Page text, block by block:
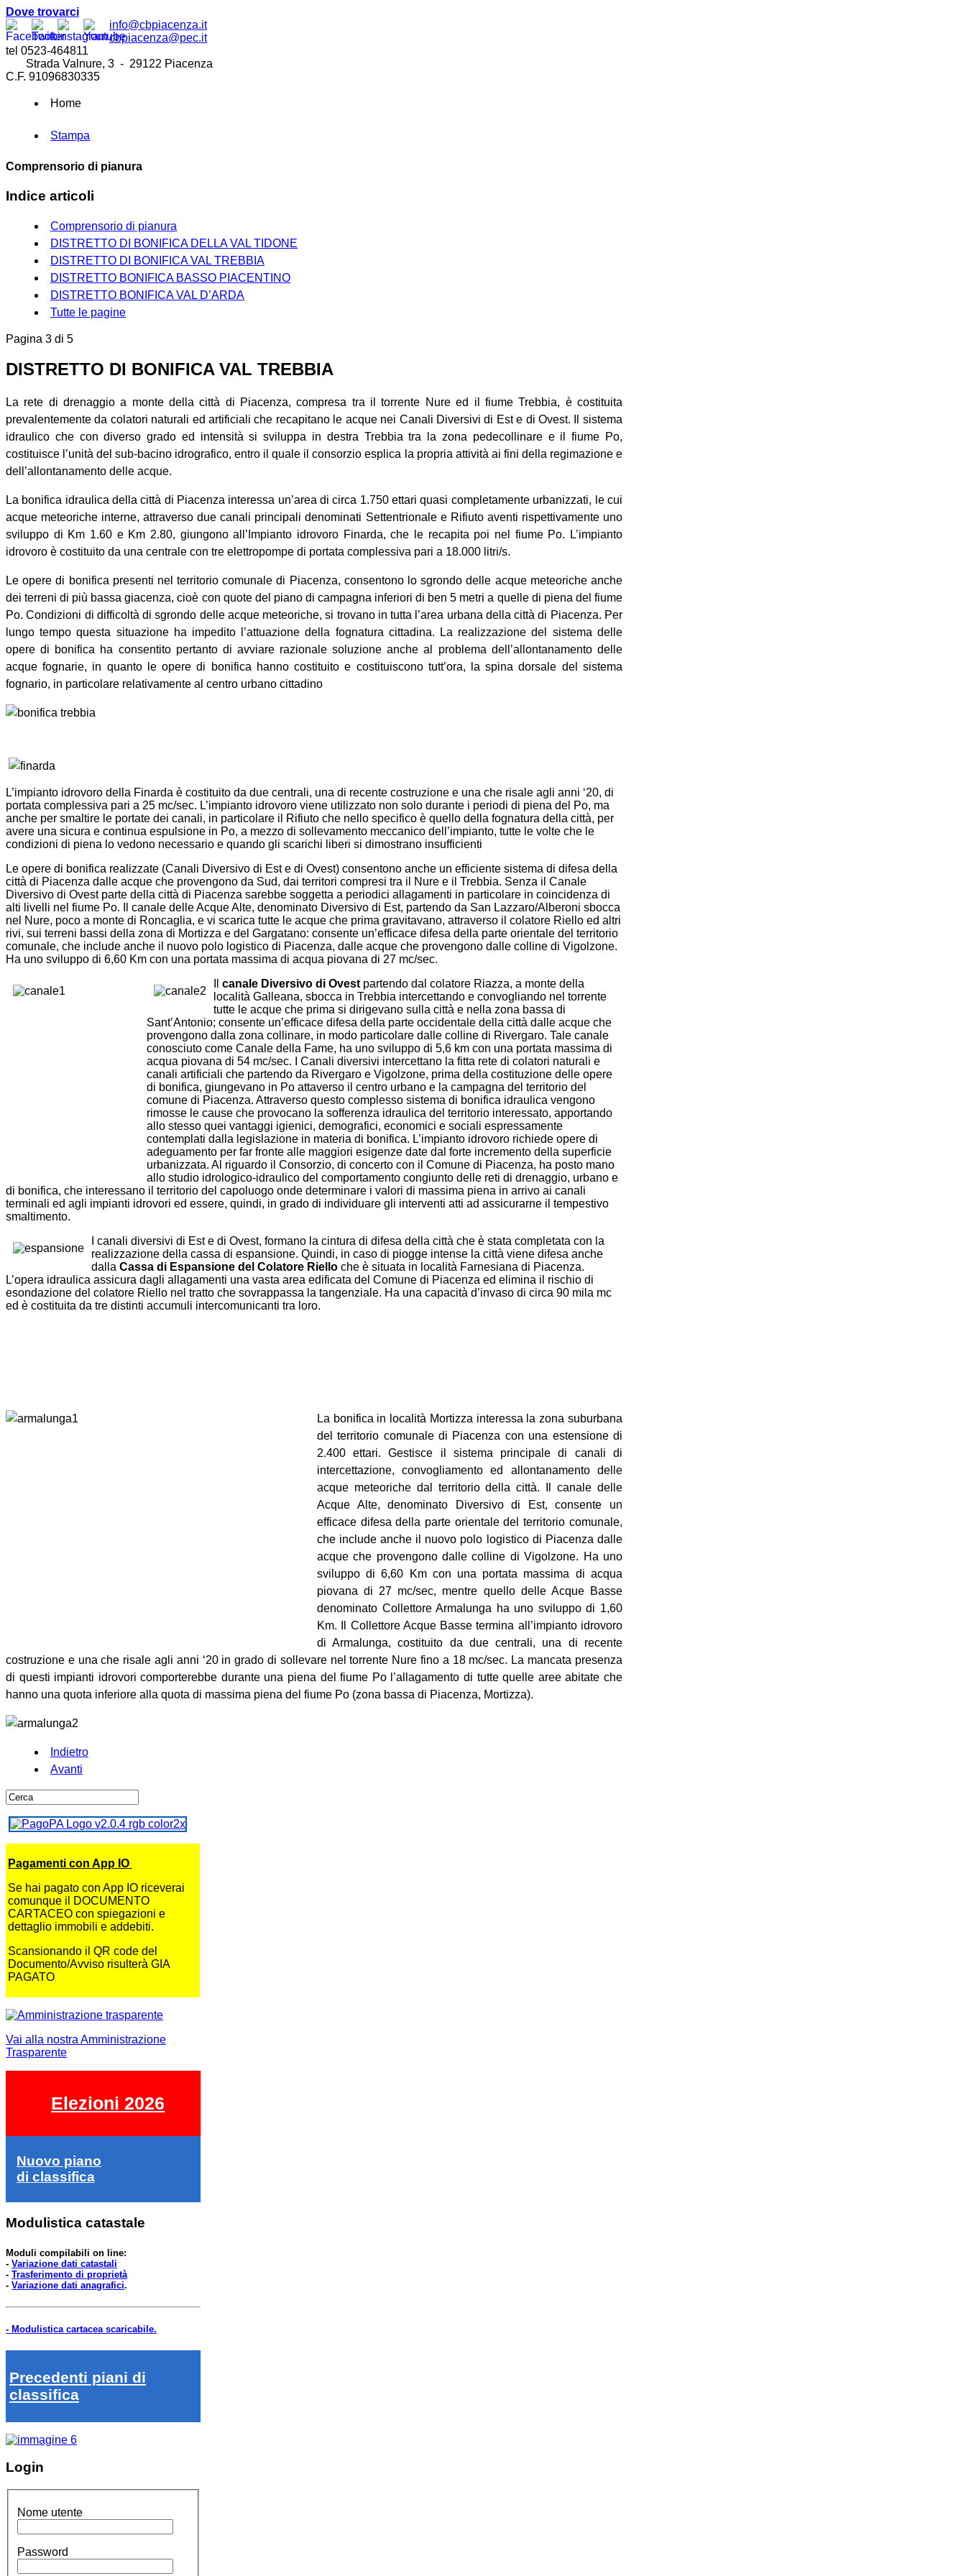
Dove trovarci
info@cbpiacenza.it
cbpiacenza@pec.it
tel 0523-464811
Strada Valnure, 3 - 29122 Piacenza
C.F. 91096830335
Home
Stampa
Comprensorio di pianura
Indice articoli
Comprensorio di pianura
DISTRETTO DI BONIFICA DELLA VAL TIDONE
DISTRETTO DI BONIFICA VAL TREBBIA
DISTRETTO BONIFICA BASSO PIACENTINO
DISTRETTO BONIFICA VAL D’ARDA
Tutte le pagine
Pagina 3 di 5
DISTRETTO DI BONIFICA VAL TREBBIA
La rete di drenaggio a monte della città di Piacenza, compresa tra il torrente Nure ed il fiume Trebbia, è costituita
prevalentemente da colatori naturali ed artificiali che recapitano le acque nei Canali Diversivi di Est e di Ovest. Il sistema
idraulico che con diverso grado ed intensità si sviluppa in destra Trebbia tra la zona pedecollinare e il fiume Po,
costituisce l’unità del sub-bacino idrografico, entro il quale il consorzio esplica la propria attività ai fini della regimazione e
dell’allontanamento delle acque.
La bonifica idraulica della città di Piacenza interessa un’area di circa 1.750 ettari quasi completamente urbanizzati, le cui
acque meteoriche interne, attraverso due canali principali denominati Settentrionale e Rifiuto aventi rispettivamente uno
sviluppo di Km 1.60 e Km 2.80, giungono all’Impianto idrovoro Finarda, che le recapita poi nel fiume Po. L’impianto
idrovoro è costituito da una centrale con tre elettropompe di portata complessiva pari a 18.000 litri/s.
Le opere di bonifica presenti nel territorio comunale di Piacenza, consentono lo sgrondo delle acque meteoriche anche
dei terreni di più bassa giacenza, cioè con quote del piano di campagna inferiori di ben 5 metri a quelle di piena del fiume
Po. Condizioni di difficoltà di sgrondo delle acque meteoriche, si trovano in tutta l’area urbana della città di Piacenza. Per
lungo tempo questa situazione ha impedito l’attuazione della fognatura cittadina. La realizzazione del sistema delle
opere di bonifica ha consentito pertanto di avviare razionale soluzione anche al problema dell’allontanamento delle
acque fognarie, in quanto le opere di bonifica hanno costituito e costituiscono tutt’ora, la spina dorsale del sistema
fognario, in particolare relativamente al centro urbano cittadino
L’impianto idrovoro della Finarda è costituito da due centrali, una di recente costruzione e una che risale agli anni ‘20, di
portata complessiva pari a 25 mc/sec. L’impianto idrovoro viene utilizzato non solo durante i periodi di piena del Po, ma
anche per smaltire le portate dei canali, in particolare il Rifiuto che nello specifico è quello della fognatura della città, per
avere una sicura e continua espulsione in Po, a mezzo di sollevamento meccanico dell’impianto, tutte le volte che le
condizioni di piena lo vedono necessario e quando gli scarichi liberi si dimostrano insufficienti
Le opere di bonifica realizzate (Canali Diversivo di Est e di Ovest) consentono anche un efficiente sistema di difesa della
città di Piacenza dalle acque che provengono da Sud, dai territori compresi tra il Nure e il Trebbia. Senza il Canale
Diversivo di Ovest parte della città di Piacenza sarebbe soggetta a periodici allagamenti in particolare in coincidenza di
alti livelli nel fiume Po. Il canale delle Acque Alte, denominato Diversivo di Est, partendo da San Lazzaro/Alberoni sbocca
nel Nure, poco a monte di Roncaglia, e vi scarica tutte le acque che prima gravitavano, attraverso il colatore Riello ed altri
rivi, sui terreni bassi della zona di Mortizza e del Gargatano: consente un’efficace difesa della parte orientale del territorio
comunale, che include anche il nuovo polo logistico di Piacenza, dalle acque che provengono dalle colline di Vigolzone.
Ha uno sviluppo di 6,60 Km con una portata massima di acqua piovana di 27 mc/sec.
canale Diversivo di Ovest partendo dal colatore Riazza, a monte della
località Galleana, sbocca in Trebbia intercettando e convogliando nel torrente
tutte le acque che prima si dirigevano sulla città e nella zona bassa di
Sant’Antonio; consente un’efficace difesa della parte occidentale della città dalle acque che
provengono dalla zona collinare, in modo particolare dalle colline di Rivergaro. Tale canale
conosciuto come Canale della Fame, ha uno sviluppo di 5,6 km con una portata massima di
acqua piovana di 54 mc/sec. I Canali diversivi intercettano la fitta rete di colatori naturali e
canali artificiali che partendo da Rivergaro e Vigolzone, prima della costituzione delle opere
di bonifica, giungevano in Po attaverso il centro urbano e la campagna del territorio del
comune di Piacenza. Attraverso questo complesso sistema di bonifica idraulica vengono
rimosse le cause che provocano la sofferenza idraulica del territorio interessato, apportando
allo stesso quei vantaggi igienici, demografici, economici e sociali espressamente
contemplati dalla legislazione in materia di bonifica. L’impianto idrovoro richiede opere di
adeguamento per far fronte alle maggiori esigenze date dal forte incremento della superficie
urbanizzata. Al riguardo il Consorzio, di concerto con il Comune di Piacenza, ha posto mano
allo studio idrologico-idraulico del comportamento congiunto delle reti di drenaggio, urbano e
di bonifica, che interessano il territorio del capoluogo onde determinare i valori di massima piena in arrivo ai canali
terminali ed agli impianti idrovori ed essere, quindi, in grado di individuare gli interventi atti ad assicurarne il tempestivo
smaltimento.
I canali diversivi di Est e di Ovest, formano la cintura di difesa della città che è stata completata con la
realizzazione della cassa di espansione. Quindi, in caso di piogge intense la città viene difesa anche
dalla Cassa di Espansione del Colatore Riello che è situata in località Farnesiana di Piacenza.
L’opera idraulica assicura dagli allagamenti una vasta area edificata del Comune di Piacenza ed elimina il rischio di
esondazione del colatore Riello nel tratto che sovrappassa la tangenziale. Ha una capacità d’invaso di circa 90 mila mc
ed è costituita da tre distinti accumuli intercomunicanti tra loro.
La bonifica in località Mortizza interessa la zona suburbana
del territorio comunale di Piacenza con una estensione di
2.400 ettari. Gestisce il sistema principale di canali di
intercettazione, convogliamento ed allontanamento delle
acque meteoriche dal territorio della città. Il canale delle
Acque Alte, denominato Diversivo di Est, consente un
efficace difesa della parte orientale del territorio comunale,
che include anche il nuovo polo logistico di Piacenza dalle
acque che provengono dalle colline di Vigolzone. Ha uno
sviluppo di 6,60 Km con una portata massima di acqua
piovana di 27 mc/sec, mentre quello delle Acque Basse
denominato Collettore Armalunga ha uno sviluppo di 1,60
Km. Il Collettore Acque Basse termina all’impianto idrovoro
di Armalunga, costituito da due centrali, una di recente
costruzione e una che risale agli anni ‘20 in grado di sollevare nel torrente Nure fino a 18 mc/sec. La mancata presenza
di questi impianti idrovori comporterebbe durante una piena del fiume Po l’allagamento di tutte quelle aree abitate che
hanno una quota inferiore alla quota di massima piena del fiume Po (zona bassa di Piacenza, Mortizza).
Indietro
Avanti
Pagamenti con App IO
Se hai pagato con App IO riceverai
comunque il DOCUMENTO
CARTACEO con spiegazioni e
dettaglio immobili e addebiti.
Scansionando il QR code del
Documento/Avviso risulterà GIA
PAGATO
Vai alla nostra Amministrazione
Trasparente
Elezioni 2026
Nuovo piano
di classifica
Modulistica catastale
Moduli compilabili on line:
- Variazione dati catastali
- Trasferimento di proprietà
- Variazione dati anagrafici.
- Modulistica cartacea scaricabile.
Precedenti piani di
classifica
Login
Nome utente
Password